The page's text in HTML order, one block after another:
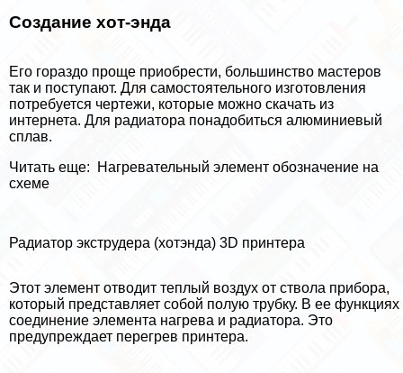
Создание хот-энда
Его гораздо проще приобрести, большинство мастеров
так и поступают. Для самостоятельного изготовления
потребуется чертежи, которые можно скачать из
интернета. Для радиатора понадобиться алюминиевый
сплав.
Читать еще:
Нагревательный элемент обозначение на
схеме
Радиатор экструдера (хотэнда) 3D принтера
Этот элемент отводит теплый воздух от ствола прибора,
который представляет собой полую трубку. В ее функциях
соединение элемента нагрева и радиатора. Это
предупреждает перегрев принтера.